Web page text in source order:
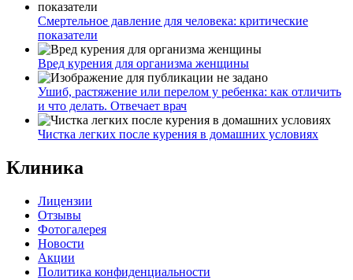
Смертельное давление для человека: критические
показатели
Вред курения для организма женщины
Ушиб, растяжение или перелом у ребенка: как отличить
и что делать. Отвечает врач
Чистка легких после курения в домашних условиях
Клиника
Лицензии
Отзывы
Фотогалерея
Новости
Акции
Политика конфиденциальности